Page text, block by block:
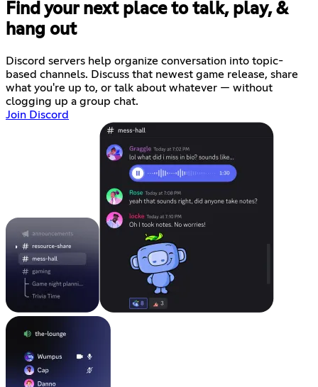
Find your next place to talk, play, &
hang out
Discord servers help organize conversation into topic-
based channels. Discuss that newest game release, share
what you're up to, or talk about whatever — without
clogging up a group chat.
Join Discord